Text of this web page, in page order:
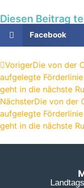
Diesen Beitrag
Facebook
VorigerDie von der
aufgelegte
geht in die nächste
NächsterDie von der
aufgelegte
geht in die nächste